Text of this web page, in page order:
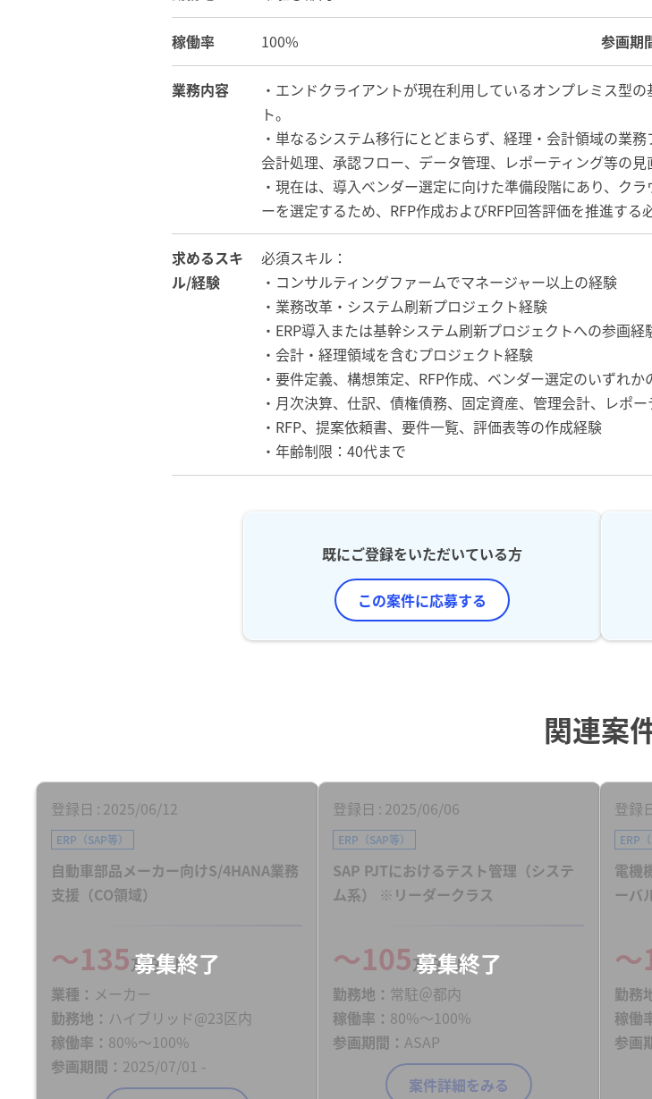
稼働率 100% 参画期
業務内容
・エンドクライアントが現在利用しているオンプレミス型
ト。
・単なるシステム移行にとどまらず、経理・会計領域の業
会計処理、承認フロー、データ管理、レポーティング等の見
・現在は、導入ベンダー選定に向けた準備段階にあり、ク
ーを選定するため、RFP作成およびRFP回答評価を推進する
求めるスキ
ル/経験
必須スキル：
・コンサルティングファームでマネージャー以上の経験
・業務改革・システム刷新プロジェクト経験
・ERP導入または基幹システム刷新プロジェクトへの参画経
・会計・経理領域を含むプロジェクト経験
・要件定義、構想策定、RFP作成、ベンダー選定のいずれか
・月次決算、仕訳、債権債務、固定資産、管理会計、レポ
・RFP、提案依頼書、要件一覧、評価表等の作成経験
・年齢制限：40代まで
既にご登録をいただいている方
この案件に応募する
関連案
登録日 2025/06/12
ERP（SAP等）
自動車部品メーカー向けS/4HANA業務
支援（CO領域）
〜135万円／月
業種
メーカー
勤務地
ハイブリッド@23区内
稼働率
80%〜100%
参画期間
2025/07/01 -
登録日 2025/06/06
ERP（SAP等）
SAP PJTにおけるテスト管理（システ
ム系） ※リーダークラス
〜105万円／月
勤務地
常駐＠都内
稼働率
80%〜100%
参画期間
ASAP
案件詳細をみる
登録
ERP（
電機
ーバ
勤務
稼働
参画